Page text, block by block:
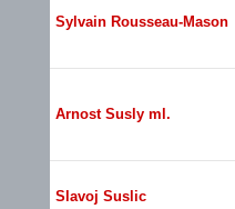
Sylvain Rousseau-Mason
Arnost Susly ml.
Slavoj Suslic